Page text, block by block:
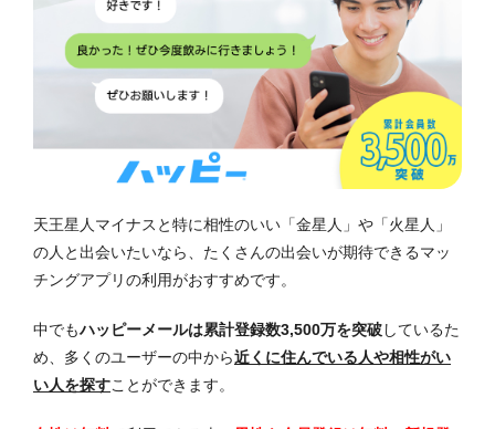
天王星人マイナスと特に相性のいい「金星人」や「火星人」
の人と出会いたいなら、たくさんの出会いが期待できるマッ
チングアプリの利用がおすすめです。
中でもハッピーメールは累計登録数3,500万を突破しているた
め、多くのユーザーの中から近くに住んでいる人や相性がい
い人を探すことができます。